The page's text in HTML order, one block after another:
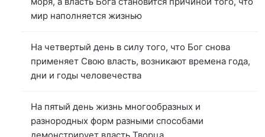
мир наполняется жизнью
На четвертый день в силу того, что Бог снова
применяет Свою власть, возникают времена года,
дни и годы человечества
На пятый день жизнь многообразных и
разнородных форм разными способами
демонстрирует власть Творца